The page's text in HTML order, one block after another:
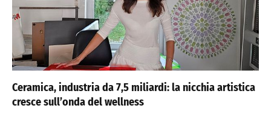
Ceramica, industria da 7,5 miliardi: la nicchia artistica
cresce sull’onda del wellness